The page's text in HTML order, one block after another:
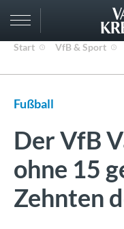
Start VfB & Sport
Fußball
Der VfB
ohne 15
Zehnten